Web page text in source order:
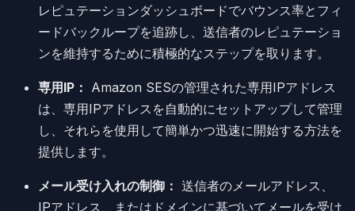
レピュテーションダッシュボードでバウンス率とフィ
ードバックループを追跡し、送信者のレピュテーショ
ンを維持するために積極的なステップを取ります。
専用IP： Amazon SESの管理された専用IPアドレス
は、専用IPアドレスを自動的にセットアップして管理
し、それらを使用して簡単かつ迅速に開始する方法を
提供します。
メール受け入れの制御： 送信者のメールアドレス、
IPアドレス、またはドメインに基づいてメールを受け